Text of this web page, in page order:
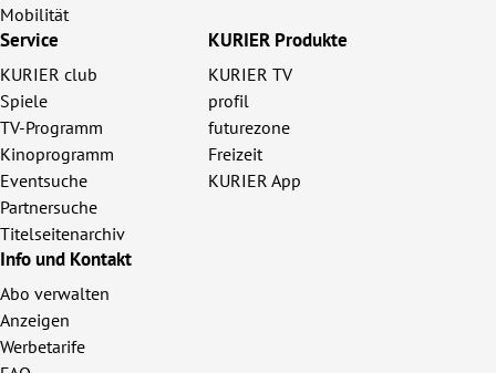
Mobilität
Service
KURIER club
Spiele
TV-Programm
Kinoprogramm
Eventsuche
Partnersuche
Titelseitenarchiv
KURIER Produkte
KURIER TV
profil
futurezone
Freizeit
KURIER App
Info und Kontakt
Abo verwalten
Anzeigen
Werbetarife